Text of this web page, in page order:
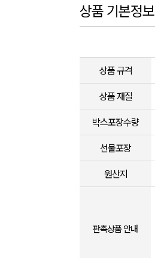
상품 기본정보
상품 규격
상품 재질
박스포장수량
선물포장
원산지
판촉상품 안내